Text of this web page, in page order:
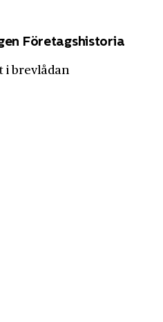
Företagshistoria
i brevlådan